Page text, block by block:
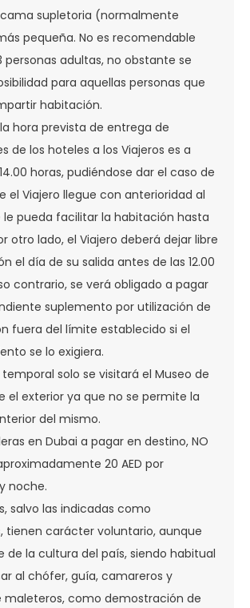
supletoria (normalmente
pequeña. No es recomendable
personas adultas, no obstante se
para aquellas personas que
habitación.
hora prevista de entrega de
de los hoteles a los Viajeros es a
horas, pudiéndose dar el caso de
el Viajero llegue con anterioridad al
le pueda facilitar la habitación hasta
otro lado, el Viajero deberá dejar libre
el día de su salida antes de las 12.00
contrario, se verá obligado a pagar
suplemento por utilización de
fuera del límite establecido si el
se lo exigiera.
solo se visitará el Museo de
el exterior ya que no se permite la
del mismo.
en Dubai a pagar en destino, NO
aproximadamente 20 AED por
noche.
salvo las indicadas como
tienen carácter voluntario, aunque
de la cultura del país, siendo habitual
al chófer, guía, camareros y
maleteros, como demostración de